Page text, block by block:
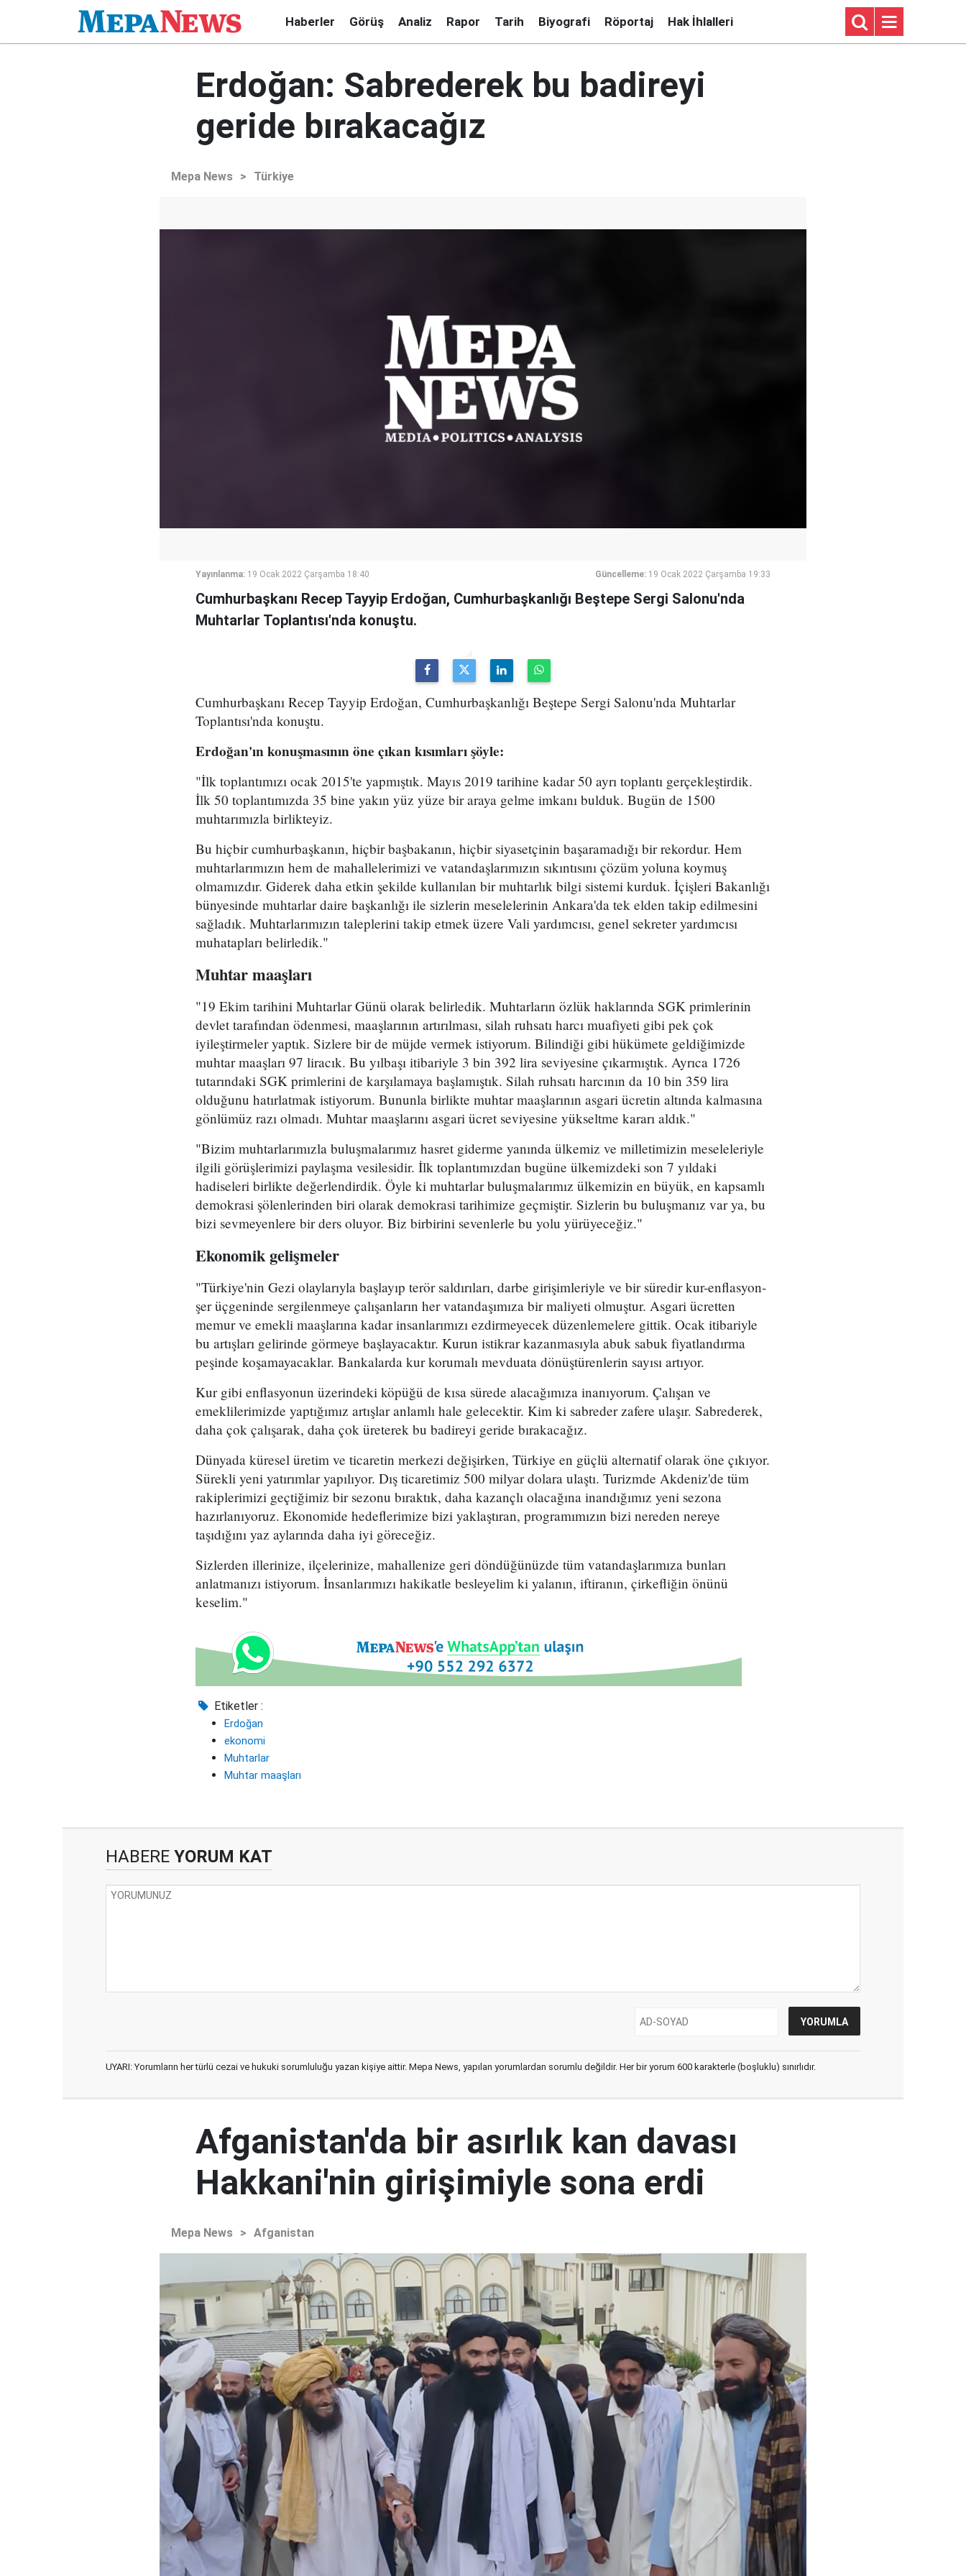
Haberler Görüş Analiz Rapor Tarih Biyografi Röportaj Hak İhlalleri
Erdoğan: Sabrederek bu badireyi
geride bırakacağız
Mepa News > Türkiye
Yayınlanma: 19 Ocak 2022 Çarşamba 18:40 Güncelleme: 19 Ocak 2022 Çarşamba 19:33
Cumhurbaşkanı Recep Tayyip Erdoğan, Cumhurbaşkanlığı Beştepe Sergi Salonu'nda
Muhtarlar Toplantısı'nda konuştu.
Cumhurbaşkanı Recep Tayyip Erdoğan, Cumhurbaşkanlığı Beştepe Sergi Salonu'nda Muhtarlar
Toplantısı'nda konuştu.
Erdoğan'ın konuşmasının öne çıkan kısımları şöyle:
"İlk toplantımızı ocak 2015'te yapmıştık. Mayıs 2019 tarihine kadar 50 ayrı toplantı gerçekleştirdik.
İlk 50 toplantımızda 35 bine yakın yüz yüze bir araya gelme imkanı bulduk. Bugün de 1500
muhtarımızla birlikteyiz.
Bu hiçbir cumhurbaşkanın, hiçbir başbakanın, hiçbir siyasetçinin başaramadığı bir rekordur. Hem
muhtarlarımızın hem de mahallelerimizi ve vatandaşlarımızın sıkıntısını çözüm yoluna koymuş
olmamızdır. Giderek daha etkin şekilde kullanılan bir muhtarlık bilgi sistemi kurduk. İçişleri Bakanlığı
bünyesinde muhtarlar daire başkanlığı ile sizlerin meselelerinin Ankara'da tek elden takip edilmesini
sağladık. Muhtarlarımızın taleplerini takip etmek üzere Vali yardımcısı, genel sekreter yardımcısı
muhatapları belirledik."
Muhtar maaşları
"19 Ekim tarihini Muhtarlar Günü olarak belirledik. Muhtarların özlük haklarında SGK primlerinin
devlet tarafından ödenmesi, maaşlarının artırılması, silah ruhsatı harcı muafiyeti gibi pek çok
iyileştirmeler yaptık. Sizlere bir de müjde vermek istiyorum. Bilindiği gibi hükümete geldiğimizde
muhtar maaşları 97 liracık. Bu yılbaşı itibariyle 3 bin 392 lira seviyesine çıkarmıştık. Ayrıca 1726
tutarındaki SGK primlerini de karşılamaya başlamıştık. Silah ruhsatı harcının da 10 bin 359 lira
olduğunu hatırlatmak istiyorum. Bununla birlikte muhtar maaşlarının asgari ücretin altında kalmasına
gönlümüz razı olmadı. Muhtar maaşlarını asgari ücret seviyesine yükseltme kararı aldık."
"Bizim muhtarlarımızla buluşmalarımız hasret giderme yanında ülkemiz ve milletimizin meseleleriyle
ilgili görüşlerimizi paylaşma vesilesidir. İlk toplantımızdan bugüne ülkemizdeki son 7 yıldaki
hadiseleri birlikte değerlendirdik. Öyle ki muhtarlar buluşmalarımız ülkemizin en büyük, en kapsamlı
demokrasi şölenlerinden biri olarak demokrasi tarihimize geçmiştir. Sizlerin bu buluşmanız var ya, bu
bizi sevmeyenlere bir ders oluyor. Biz birbirini sevenlerle bu yolu yürüyeceğiz."
Ekonomik gelişmeler
"Türkiye'nin Gezi olaylarıyla başlayıp terör saldırıları, darbe girişimleriyle ve bir süredir kur-enflasyon-
şer üçgeninde sergilenmeye çalışanların her vatandaşımıza bir maliyeti olmuştur. Asgari ücretten
memur ve emekli maaşlarına kadar insanlarımızı ezdirmeyecek düzenlemelere gittik. Ocak itibariyle
bu artışları gelirinde görmeye başlayacaktır. Kurun istikrar kazanmasıyla abuk sabuk fiyatlandırma
peşinde koşamayacaklar. Bankalarda kur korumalı mevduata dönüştürenlerin sayısı artıyor.
Kur gibi enflasyonun üzerindeki köpüğü de kısa sürede alacağımıza inanıyorum. Çalışan ve
emeklilerimizde yaptığımız artışlar anlamlı hale gelecektir. Kim ki sabreder zafere ulaşır. Sabrederek,
daha çok çalışarak, daha çok üreterek bu badireyi geride bırakacağız.
Dünyada küresel üretim ve ticaretin merkezi değişirken, Türkiye en güçlü alternatif olarak öne çıkıyor.
Sürekli yeni yatırımlar yapılıyor. Dış ticaretimiz 500 milyar dolara ulaştı. Turizmde Akdeniz'de tüm
rakiplerimizi geçtiğimiz bir sezonu bıraktık, daha kazançlı olacağına inandığımız yeni sezona
hazırlanıyoruz. Ekonomide hedeflerimize bizi yaklaştıran, programımızın bizi nereden nereye
taşıdığını yaz aylarında daha iyi göreceğiz.
Sizlerden illerinize, ilçelerinize, mahallenize geri döndüğünüzde tüm vatandaşlarımıza bunları
anlatmanızı istiyorum. İnsanlarımızı hakikatle besleyelim ki yalanın, iftiranın, çirkefliğin önünü
keselim."
Etiketler :
Erdoğan
ekonomi
Muhtarlar
Muhtar maaşları
HABERE YORUM KAT
UYARI: Yorumların her türlü cezai ve hukuki sorumluluğu yazan kişiye aittir. Mepa News, yapılan yorumlardan sorumlu değildir. Her bir yorum 600 karakterle (boşluklu) sınırlıdır.
Afganistan'da bir asırlık kan davası
Hakkani'nin girişimiyle sona erdi
Mepa News > Afganistan